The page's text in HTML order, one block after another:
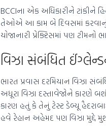
BCCIના એક અધિકારીને ટાંકીને
તેઓએ આ કામ બે દિવસમાં કરવાનું
યોજાનારી પ્રેક્ટિસમાં પણ ટીમનો
વિઝા સંબંધિત
ભારત પ્રવાસ દરમિયાન
અધૂરા વિઝા દસ્તાવેજોને કારણે
કારણ હતું કે તેનું ટેસ્ટ ડેબ્યૂ
હવે રેહાન અહેમદ પણ વિઝા મુદ્દે